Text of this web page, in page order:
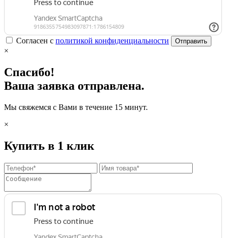
Согласен с политикой конфиденциальности Отправить
×
Спасибо!
Ваша заявка отправлена.
Мы свяжемся с Вами в течение 15 минут.
×
Купить в 1 клик